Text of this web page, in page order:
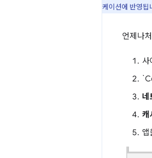
케이션에 반영됩
언제나
사
네
캐
앱